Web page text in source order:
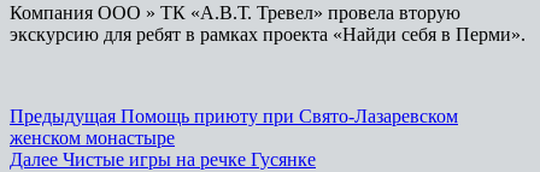
Компания ООО » ТК «А.В.Т. Тревел» провела вторую
экскурсию для ребят в рамках проекта «Найди себя в Перми».
Предыдущая Помощь приюту при Свято-Лазаревском
женском монастыре
Далее Чистые игры на речке Гусянке